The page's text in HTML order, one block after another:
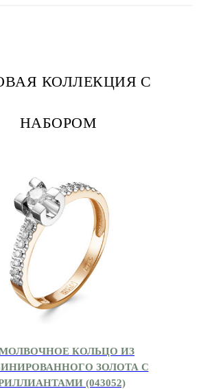
КОЛЛЕКЦИЯ С
НАБОРОМ
КОЛЬЦО ИЗ
ЗОЛОТА С
(043052)